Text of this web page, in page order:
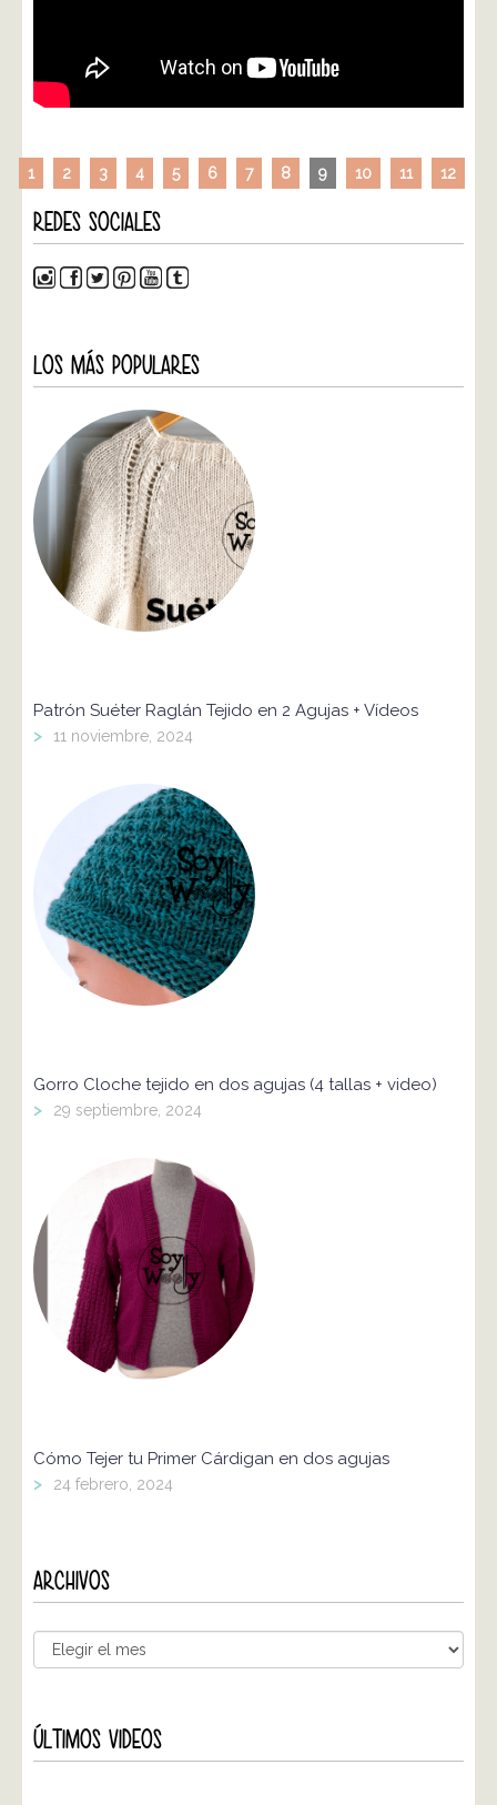
1 2 3 4 5 6 7 8 9 10 11 12
REDES SOCIALES
LOS MÁS POPULARES
Patrón Suéter Raglán Tejido en 2 Agujas + Vídeos
> 11 noviembre, 2024
Gorro Cloche tejido en dos agujas (4 tallas + video)
> 29 septiembre, 2024
Cómo Tejer tu Primer Cárdigan en dos agujas
> 24 febrero, 2024
ARCHIVOS
ÚLTIMOS VIDEOS